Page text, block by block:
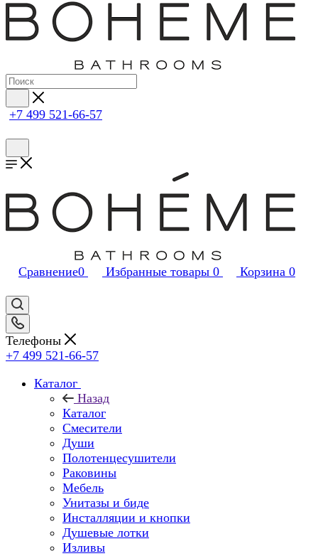
+7 499 521-66-57
Сравнение0 Избранные товары 0 Корзина 0
Телефоны
+7 499 521-66-57
Каталог
Назад
Каталог
Смесители
Души
Полотенцесушители
Раковины
Мебель
Унитазы и биде
Инсталляции и кнопки
Душевые лотки
Изливы